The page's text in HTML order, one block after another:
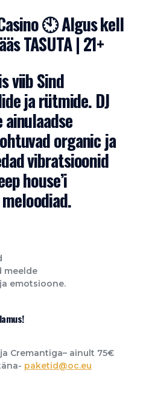
🕙 Algus kell
TASUTA | 21+
viib Sind
ja rütmide. DJ
ainulaadse
organic ja
vibratsioonid
house’i
meelde
emotsioone.
Cremantiga– ainult 75€
paketid@oc.eu